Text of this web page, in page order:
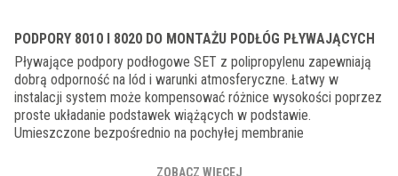
PODPORY 8010 I 8020 DO MONTAŻU PODŁÓG PŁYWAJĄCYCH
Pływające podpory podłogowe SET z polipropylenu zapewniają
dobrą odporność na lód i warunki atmosferyczne. Łatwy w
instalacji system może kompensować różnice wysokości poprzez
proste układanie podstawek wiążących w podstawie.
Umieszczone bezpośrednio na pochyłej membranie
umożliwiają dostęp w celu przyszłej konserwacji. Idealne na
ZOBACZ WIĘCEJ